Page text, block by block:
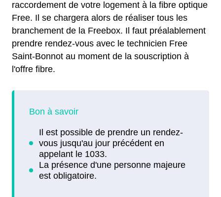
raccordement de votre logement à la fibre optique
Free. Il se chargera alors de réaliser tous les
branchement de la Freebox. Il faut préalablement
prendre rendez-vous avec le technicien Free
Saint-Bonnot au moment de la souscription à
l'offre fibre.